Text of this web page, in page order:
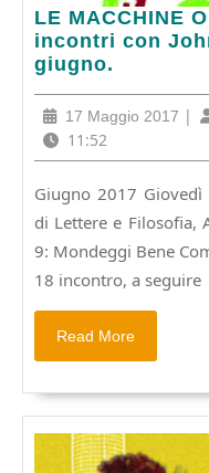
LE MACCHINE
incontri con
giugno.
LE
MACCHINE
O
RIVOLTA?
4
incontri
John
Zerzan
dall’8
al
giugno.
17 Maggio 2017 17|
11:52
Giugno 2017 Giovedì
di Lettere e Filosofia,
9: Mondeggi Bene
18 incontro, a seguire
Read More